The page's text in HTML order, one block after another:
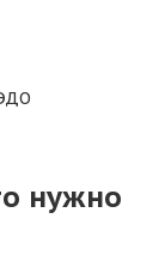
нужно